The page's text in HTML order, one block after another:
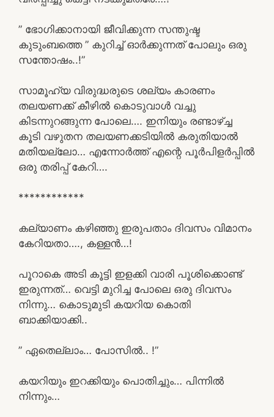
” ഭോഗിക്കാനായി ജീവിക്കുന്ന സന്തുഷ്ട
കുടുംബത്തെ ” കുറിച്ച് ഓർക്കുന്നത് പോലും ഒരു
സന്തോഷം..!”
സാമൂഹ്യ വിരുദ്ധരുടെ ശല്യം കാരണം
തലയണക്ക് കീഴിൽ കൊടുവാൾ വച്ചു
കിടന്നുറങ്ങുന്ന പോലെ…. ഇനിയും രണ്ടാഴ്ച്ച
കൂടി വഴുതന തലയണക്കടിയിൽ കരുതിയാൽ
മതിയല്ലോ… എന്നോർത്ത് എന്റെ പൂർപിളർപ്പിൽ
ഒരു തരിപ്പ് കേറി….
************
കല്യാണം കഴിഞ്ഞു ഇരുപതാം ദിവസം വിമാനം
കേറിയതാ…., കള്ളൻ…!
പൂറാകെ അടി കൂട്ടി ഇളക്കി വാരി പൂശിക്കൊണ്ട്
ഇരുന്നത്… വെട്ടി മുറിച്ച പോലെ ഒരു ദിവസം
നിന്നു… കൊടുമുടി കയറിയ കൊതി
ബാക്കിയാക്കി..
” ഏതെല്ലാം… പോസിൽ.. !”
കയറിയും ഇറക്കിയും പൊതിച്ചും… പിന്നിൽ
നിന്നും…